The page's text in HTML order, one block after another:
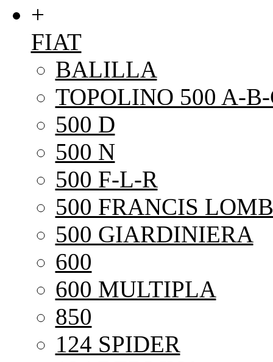
+
FIAT
BALILLA
TOPOLINO 500 A-
500 D
500 N
500 F-L-R
500 FRANCIS
500 GIARDINIERA
600
600 MULTIPLA
850
124 SPIDER